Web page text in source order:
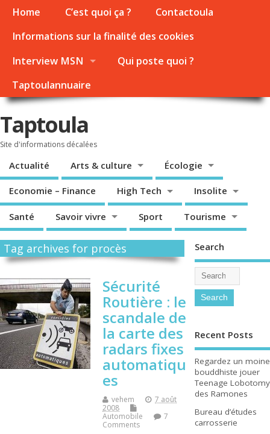
Home C’est quoi ça ?
Contactoula
Informations sur la finalité des cookies
Interview MSN
Qui poste quoi ?
Taptoulannuaire
Taptoula
Site d'informations décalées
Actualité Arts & culture Écologie
Economie – Finance High Tech Insolite
Santé Savoir vivre Sport Tourisme
Tag archives for procès
Sécurité
Routière : le
scandale de
la carte des
radars fixes
automatiqu
es
vehem
7 août
2008
Automobile
7
Comments
Search
Recent Posts
Regardez un moine
bouddhiste jouer
Teenage Lobotomy
des Ramones
Bureau d’études
carrosserie